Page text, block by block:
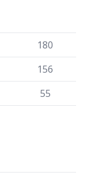
180
156
55